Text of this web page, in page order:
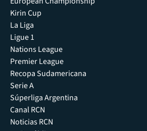
Kirin Cup
La Liga
Ligue 1
Nations League
Premier League
Recopa Sudamericana
Serie A
Súperliga Argentina
Canal RCN
Noticias RCN